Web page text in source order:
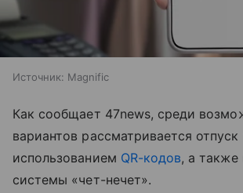
Источник: Magnific
Как сообщает 47news, среди
вариантов рассматривается отпуск
использованием QR-кодов, а также
системы «чет-нечет».